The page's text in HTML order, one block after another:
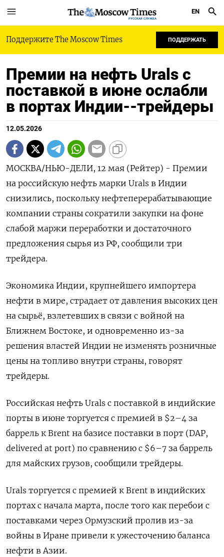
РУССКАЯ СЛУЖБА
EN
Поддержите The Moscow Times ПОДДЕРЖАТЬ
Премии на нефть Urals с
поставкой в июне ослабли
в портах Индии--трейдеры
12.05.2026
МОСКВА/НЬЮ-ДЕЛИ, 12 мая (Рейтер) - Премии
на российскую нефть марки Urals в Индии
снизились, поскольку нефтеперерабатывающие
компании страны сократили закупки на фоне
слабой маржи переработки и достаточного
предложения сырья из РФ, ‌сообщили три
трейдера.
Экономика Индии, крупнейшего импортера
нефти в мире, страдает от давления высоких цен
на сырьё, взлетевших в связи с войной на
Ближнем Востоке, и одновременно ​из-за
решения властей Индии не ​изменять розничные
цены ​на топливо внутри ⁠страны, говорят
трейдеры.
Российская нефть Urals с поставкой в индийские
‌порты в июне торгуется с премией ‌в $2–4 за
баррель к Brent на базисе поставки в порт (DAP,
delivered at port) по ​сравнению с $6–7 за баррель
для майских грузов, сообщили трейдеры.
Urals торгуется ‌с премией к Brent в индийских
портах с начала марта, после того ​как перебои с
поставками через Ормузский пролив из-за
войны в Иране ‌привели к ужесточению баланса
нефти в Азии.